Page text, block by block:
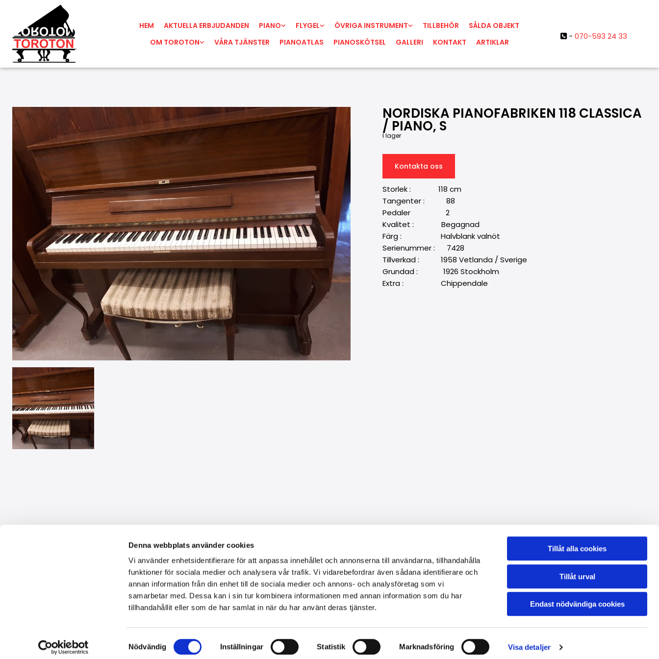
Denna webbplats använder cookies
Vi använder enhetsidentifierare för att anpassa innehållet och annonserna till användarna, tillhandahålla
funktioner för sociala medier och analysera vår trafik. Vi vidarebefordrar även sådana identifierare och
annan information från din enhet till de sociala medier och annons- och analysföretag som vi
samarbetar med. Dessa kan i sin tur kombinera informationen med annan information som du har
tillhandahållit eller som de har samlat in när du har använt deras tjänster.
Samtyckesval
Nödvändig Inställningar Statistik Marknadsföring Visa detaljer
Tillåt alla cookies
Tillåt urval
Endast nödvändiga cookies
HEM AKTUELLA ERBJUDANDEN PIANO FLYGEL ÖVRIGA INSTRUMENT TILLBEHÖR
SÅLDA OBJEKT
OM TOROTON
VÅRA TJÄNSTER PIANOATLAS PIANOSKÖTSEL GALLERI KONTAKT ARTIKLAR
-070-593 24 33
NORDISKA PIANOFABRIKEN 118 CLASSICA
/ PIANO, S
I lager
Kontakta oss
Storlek : 118 cm
Tangenter : 88
Pedaler 2
Kvalitet : Begagnad
Färg : Halvblank valnöt
Serienummer : 7428
Tillverkad : 1958 Vetlanda / Sverige
Grundad : 1926 Stockholm
Extra : Chippendale
:Bukettvägen 3
Vi kan ge dig rådgivning och hjälpa dig att hitta det perfekta
instrumentet bland hundratal nya & begagnade pianon och
sexttiotal nya & begagnade flyglar som finns i vår butik och
verkstad.
Öppettider butiken
Enligt tidsbokning , flexibel även helger och kvällar
Integritet & cookies